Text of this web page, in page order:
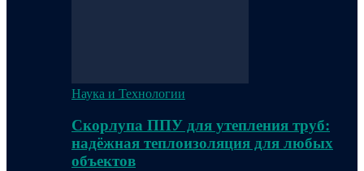
Наука и Технологии
Скорлупа ППУ для утепления труб:
надёжная теплоизоляция для любых
объектов